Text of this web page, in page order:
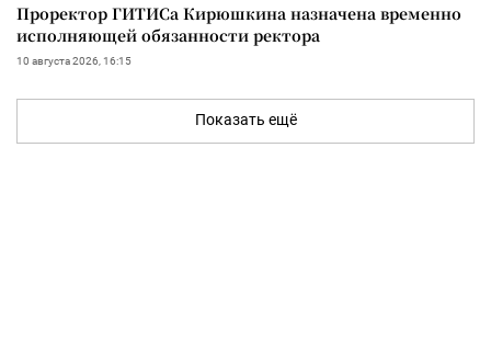
Проректор ГИТИСа Кирюшкина назначена временно
исполняющей обязанности ректора
10 августа 2026, 16:15
Показать ещё